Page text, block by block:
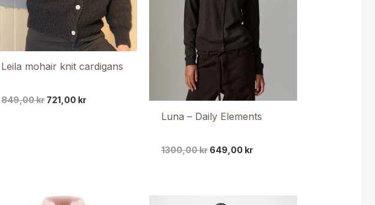
Leila mohair knit cardigans
849,00kr 721,00 kr
Luna – Daily Elements
1300,00kr 649,00 kr